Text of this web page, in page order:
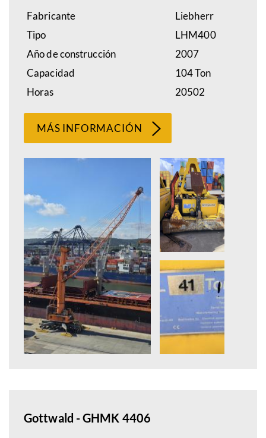
Fabricante
Liebherr
Tipo
LHM400
Año de construcción
2007
Capacidad
104 Ton
Horas
20502
MÁS INFORMACIÓN
Gottwald - GHMK 4406